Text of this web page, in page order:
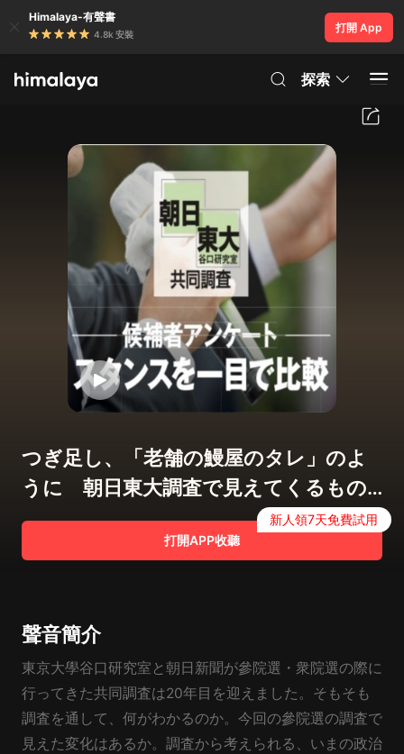
Himalaya-有聲書
4.8k 安裝
打開 App
探索
つぎ足し、「老舗の鰻屋のタレ」のよ
うに 朝日東大調査で見えてくるもの
#760
打開APP收聽
新人領7天免費試用
聲音簡介
東京大學谷口研究室と朝日新聞が參院選・衆院選の際に
行ってきた共同調査は20年目を迎えました。そもそも
調査を通して、何がわかるのか。今回の參院選の調査で
見えた変化はあるか。調査から考えられる、いまの政治